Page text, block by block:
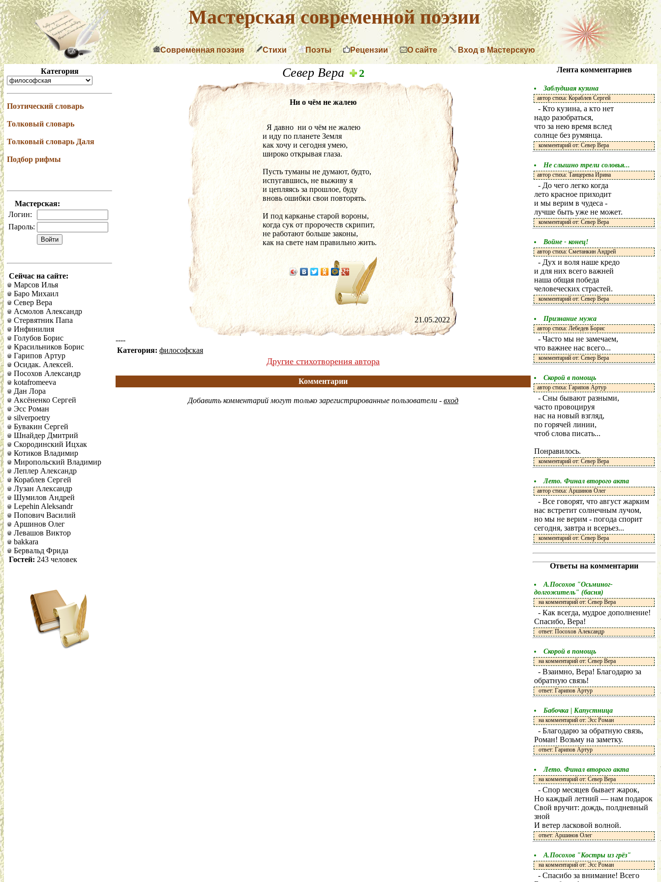
Мастерская современной поэзии
Современная поэзия Стихи Поэты Рецензии О сайте Вход в Мастерскую
Категория
Поэтический словарь
Толковый словарь
Толковый словарь Даля
Подбор рифмы
Мастерская:
Логин:
Пароль:
Сейчас на сайте:
Марсов Илья
Баро Михаил
Север Вера
Асмолов Александр
Стервятник Папа
Инфинилия
Голубов Борис
Красильников Борис
Гарипов Артур
Осидак. Алексей.
Посохов Александр
kotafromeeva
Дан Лора
Аксёненко Сергей
Эсс Роман
silverpoetry
Бувакин Сергей
Шнайдер Дмитрий
Скородинский Ицхак
Котиков Владимир
Миропольский Владимир
Леплер Александр
Кораблев Сергей
Лузан Александр
Шумилов Андрей
Lepehin Aleksandr
Попович Василий
Аршинов Олег
Левашов Виктор
bakkara
Бервальд Фрида
Гостей: 243 человек
Север Вера 2
Ни о чём не жалею
  Я давно  ни о чём не жалею
и иду по планете Земля
как хочу и сегодня умею,
широко открывая глаза.
Пусть туманы не думают, будто,
испугавшись, не выживу я
и цепляясь за прошлое, буду
вновь ошибки свои повторять.
И под карканье старой вороны,
когда сук от пророчеств скрипит,
не работают больше законы,
как на свете нам правильно жить.
21.05.2022
----
Категория: философская
Другие стихотворения автора
Комментарии
Добавить комментарий могут только зарегистрированные пользователи - вход
Лента комментариев
Заблудшая кузина
автор стиха: Кораблев Сергей
- Кто кузина, а кто нет
надо разобраться,
что за нею время вслед
солнце без румянца.
комментарий от: Север Вера
Не слышно трели соловья...
автор стиха: Танцерева Ирина
- До чего легко когда
лето красное приходит
и мы верим в чудеса -
лучше быть уже не может.
комментарий от: Север Вера
Войне - конец!
автор стиха: Сметанкин Андрей
- Дух и воля наше кредо
и для них всего важней
наша общая победа
человеческих страстей.
комментарий от: Север Вера
Признание мужа
автор стиха: Лебедев Борис
- Часто мы не замечаем,
что важнее нас всего...
комментарий от: Север Вера
Скорой в помощь
автор стиха: Гарипов Артур
- Сны бывают разными,
часто провоцируя
нас на новый взгляд,
по горячей линии,
чтоб слова писать...
Понравилось.
комментарий от: Север Вера
Лето. Финал второго акта
автор стиха: Аршинов Олег
- Все говорят, что август жарким
нас встретит солнечным лучом,
но мы не верим - погода спорит
сегодня, завтра и всерьез...
комментарий от: Север Вера
Ответы на комментарии
А.Посохов "Осьминог-
долгожитель" (басня)
на комментарий от: Север Вера
- Как всегда, мудрое дополнение!
Спасибо, Вера!
ответ: Посохов Александр
Скорой в помощь
на комментарий от: Север Вера
- Взаимно, Вера! Благодарю за
обратную связь!
ответ: Гарипов Артур
Бабочка | Капустница
на комментарий от: Эсс Роман
- Благодарю за обратную связь,
Роман! Возьму на заметку.
ответ: Гарипов Артур
Лето. Финал второго акта
на комментарий от: Север Вера
- Спор месяцев бывает жарок,
Но каждый летний — нам подарок
Свой вручит: дождь, полдневный
зной
И ветер ласковой волной.
ответ: Аршинов Олег
А.Посохов "Костры из грёз"
на комментарий от: Эсс Роман
- Спасибо за внимание! Всего